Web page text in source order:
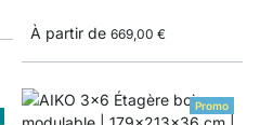
À partir de 669,00 €
Promo